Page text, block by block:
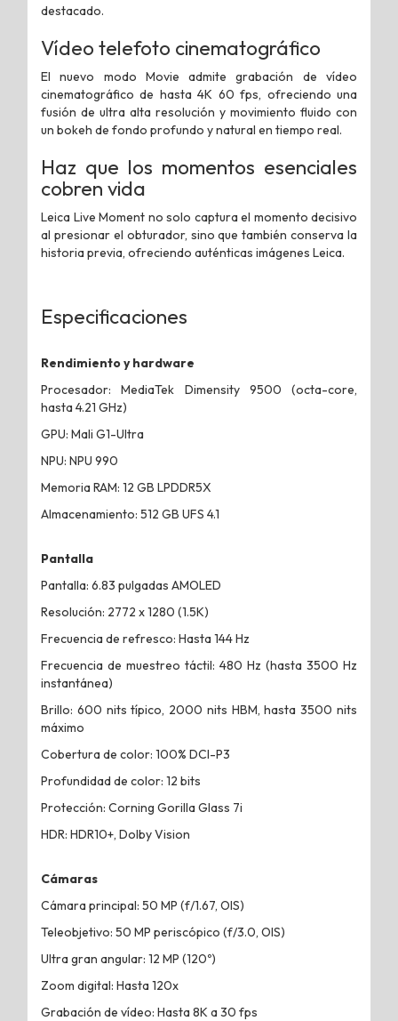
destacado.
Vídeo telefoto cinematográfico
El nuevo modo Movie admite grabación de vídeo
cinematográfico de hasta 4K 60 fps, ofreciendo una
fusión de ultra alta resolución y movimiento fluido con
un bokeh de fondo profundo y natural en tiempo real.
Haz que los momentos esenciales
cobren vida
Leica Live Moment no solo captura el momento decisivo
al presionar el obturador, sino que también conserva la
historia previa, ofreciendo auténticas imágenes Leica.
Especificaciones
Rendimiento y hardware
Procesador: MediaTek Dimensity 9500 (octa-core,
hasta 4.21 GHz)
GPU: Mali G1-Ultra
NPU: NPU 990
Memoria RAM: 12 GB LPDDR5X
Almacenamiento: 512 GB UFS 4.1
Pantalla
Pantalla: 6.83 pulgadas AMOLED
Resolución: 2772 x 1280 (1.5K)
Frecuencia de refresco: Hasta 144 Hz
Frecuencia de muestreo táctil: 480 Hz (hasta 3500 Hz
instantánea)
Brillo: 600 nits típico, 2000 nits HBM, hasta 3500 nits
máximo
Cobertura de color: 100% DCI-P3
Profundidad de color: 12 bits
Protección: Corning Gorilla Glass 7i
HDR: HDR10+, Dolby Vision
Cámaras
Cámara principal: 50 MP (f/1.67, OIS)
Teleobjetivo: 50 MP periscópico (f/3.0, OIS)
Ultra gran angular: 12 MP (120º)
Zoom digital: Hasta 120x
Grabación de vídeo: Hasta 8K a 30 fps